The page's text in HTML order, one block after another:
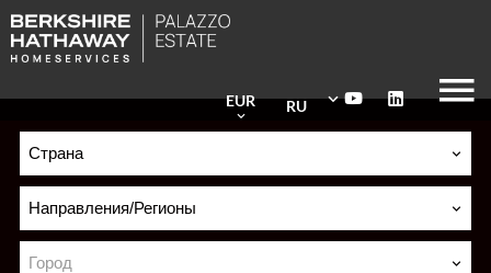
RU
EUR
Страна
Направления/Регионы
Город